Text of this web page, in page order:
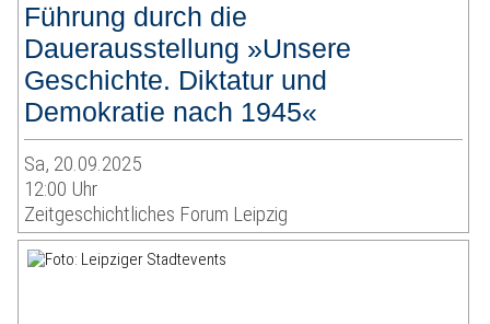
Führung durch die
Dauerausstellung »Unsere
Geschichte. Diktatur und
Demokratie nach 1945«
Sa, 20.09.2025
12:00 Uhr
Zeitgeschichtliches Forum Leipzig